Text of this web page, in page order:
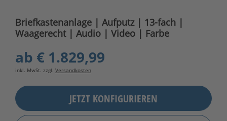
Briefkastenanlage | Aufputz | 13-fach |
Waagerecht | Audio | Video | Farbe
ab € 1.829,99
inkl. MwSt. zzgl. Versandkosten
JETZT KONFIGURIEREN